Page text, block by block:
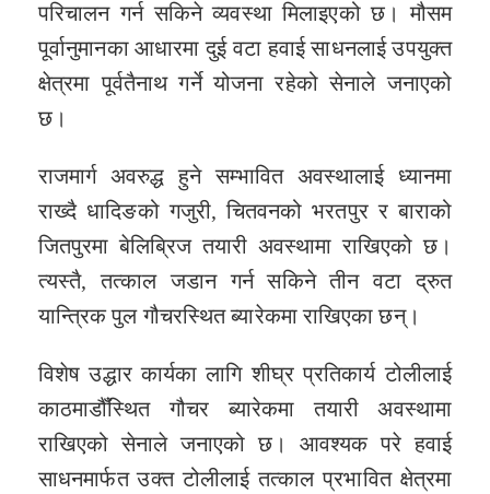
परिचालन गर्न सकिने व्यवस्था मिलाइएको छ। मौसम
पूर्वानुमानका आधारमा दुई वटा हवाई साधनलाई उपयुक्त
क्षेत्रमा पूर्वतैनाथ गर्ने योजना रहेको सेनाले जनाएको
छ।
राजमार्ग अवरुद्ध हुने सम्भावित अवस्थालाई ध्यानमा
राख्दै धादिङको गजुरी, चितवनको भरतपुर र बाराको
जितपुरमा बेलिब्रिज तयारी अवस्थामा राखिएको छ।
त्यस्तै, तत्काल जडान गर्न सकिने तीन वटा द्रुत
यान्त्रिक पुल गौचरस्थित ब्यारेकमा राखिएका छन्।
विशेष उद्धार कार्यका लागि शीघ्र प्रतिकार्य टोलीलाई
काठमाडौँस्थित गौचर ब्यारेकमा तयारी अवस्थामा
राखिएको सेनाले जनाएको छ। आवश्यक परे हवाई
साधनमार्फत उक्त टोलीलाई तत्काल प्रभावित क्षेत्रमा